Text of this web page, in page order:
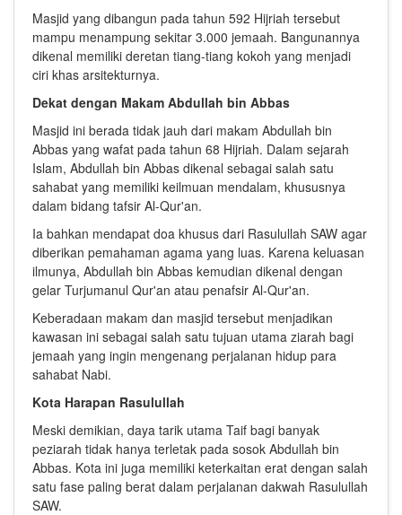
Masjid yang dibangun pada tahun 592 Hijriah tersebut
mampu menampung sekitar 3.000 jemaah. Bangunannya
dikenal memiliki deretan tiang-tiang kokoh yang menjadi
ciri khas arsitekturnya.
Dekat dengan Makam Abdullah bin Abbas
Masjid ini berada tidak jauh dari makam Abdullah bin
Abbas yang wafat pada tahun 68 Hijriah. Dalam sejarah
Islam, Abdullah bin Abbas dikenal sebagai salah satu
sahabat yang memiliki keilmuan mendalam, khususnya
dalam bidang tafsir Al-Qur'an.
Ia bahkan mendapat doa khusus dari Rasulullah SAW agar
diberikan pemahaman agama yang luas. Karena keluasan
ilmunya, Abdullah bin Abbas kemudian dikenal dengan
gelar Turjumanul Qur'an atau penafsir Al-Qur'an.
Keberadaan makam dan masjid tersebut menjadikan
kawasan ini sebagai salah satu tujuan utama ziarah bagi
jemaah yang ingin mengenang perjalanan hidup para
sahabat Nabi.
Kota Harapan Rasulullah
Meski demikian, daya tarik utama Taif bagi banyak
peziarah tidak hanya terletak pada sosok Abdullah bin
Abbas. Kota ini juga memiliki keterkaitan erat dengan salah
satu fase paling berat dalam perjalanan dakwah Rasulullah
SAW.